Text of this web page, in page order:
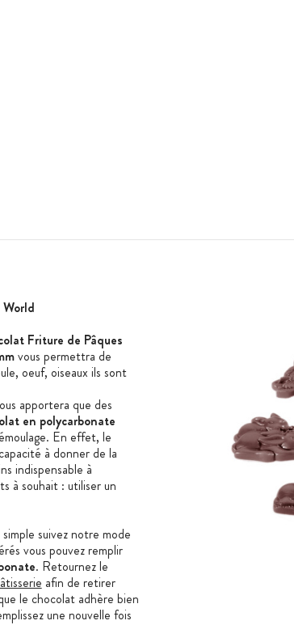
Friture de Pâques
vous permettra de
oeuf, oiseaux ils sont
apportera que des
en polycarbonate
En effet, le
à donner de la
indispensable à
à souhait : utiliser un
suivez notre mode
vous pouvez remplir
. Retournez le
afin de retirer
le chocolat adhère bien
une nouvelle fois